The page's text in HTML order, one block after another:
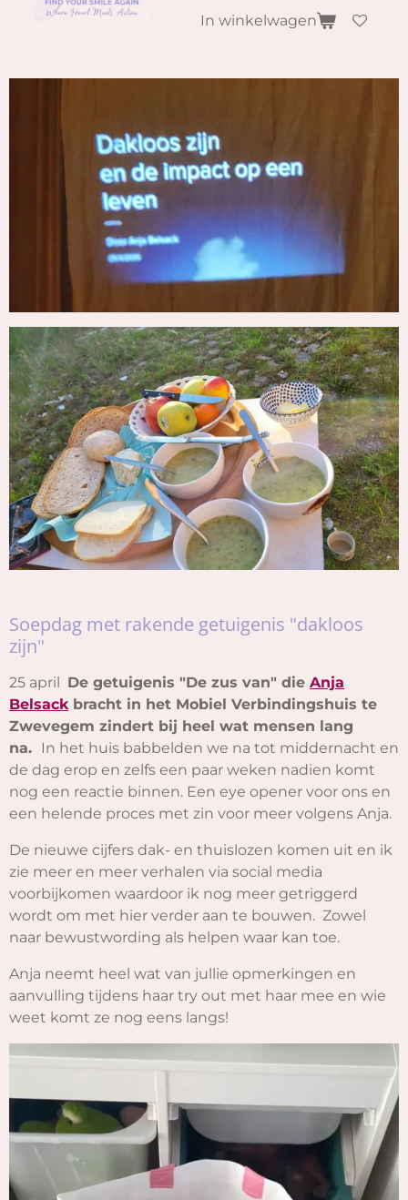
In winkelwagen
Soepdag met rakende getuigenis "dakloos
zijn"
25 april De getuigenis "De zus van" die Anja
Belsackbracht in het Mobiel Verbindingshuis te
Zwevegem zindert bij heel wat mensen lang
na.
In het huis babbelden we na tot middernacht en
de dag erop en zelfs een paar weken nadien komt
nog een reactie binnen. Een eye opener voor ons en
een helende proces met zin voor meer volgens Anja.
De nieuwe cijfers dak- en thuislozen komen uit en ik
zie meer en meer verhalen via social media
voorbijkomen waardoor ik nog meer getriggerd
wordt om met hier verder aan te bouwen. Zowel
naar bewustwording als helpen waar kan toe.
Anja neemt heel wat van jullie opmerkingen en
aanvulling tijdens haar try out met haar mee en wie
weet komt ze nog eens langs!